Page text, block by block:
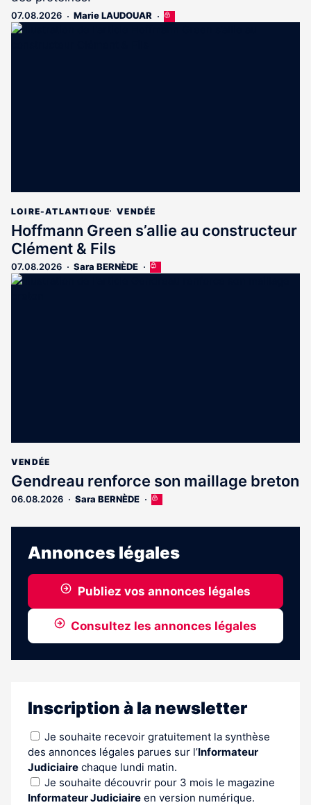
07.08.2026 Marie LAUDOUAR
Cet
LOIRE-ATLANTIQUE VENDÉE
Hoffmann Green s’allie au constructeur
Clément & Fils
07.08.2026 Sara BERNÈDE
Cet
VENDÉE
Gendreau renforce son maillage breton
06.08.2026 Sara BERNÈDE
Cet
est
aux
Annonces légales
Publiez vos annonces légales
Consultez les annonces légales
Inscription à la newsletter
Je souhaite recevoir gratuitement la synthèse
des annonces légales parues sur l’Informateur
Judiciaire chaque lundi matin.
Je souhaite découvrir pour 3 mois le magazine
Informateur Judiciaire en version numérique.